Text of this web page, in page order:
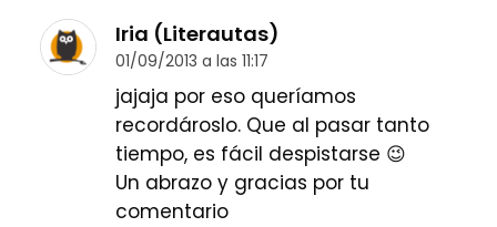
Iria (Literautas)
01/09/2013 a las 11:17
jajaja por eso queríamos
recordároslo. Que al pasar tanto
tiempo, es fácil despistarse 😉
Un abrazo y gracias por tu
comentario